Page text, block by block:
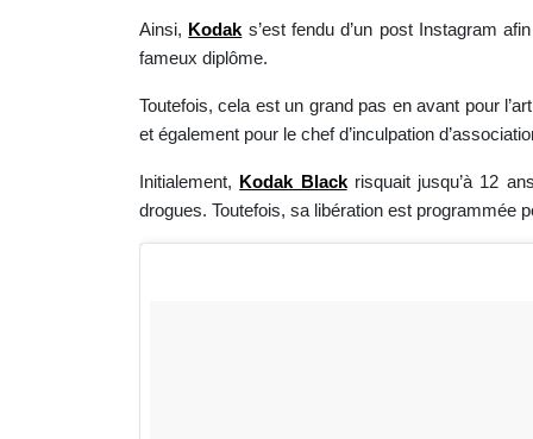
Ainsi, Kodak s’est fendu d’un post Instagram
fameux diplôme.
Toutefois, cela est un grand pas en avant pour
et également pour le chef d’inculpation
Initialement, Kodak Blackrisquait jusqu’à 12
drogues. Toutefois, sa libération est programmée